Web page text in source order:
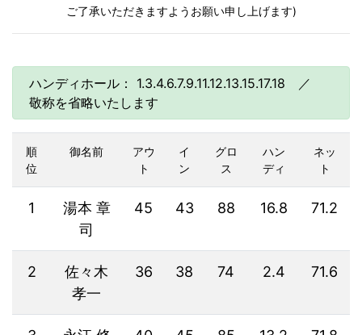
ご了承いただきますようお願い申し上げます)
ハンディホール： 1.3.4.6.7.9.11.12.13.15.17.18 ／
敬称を省略いたします
順
位
御名前
アウ
ト
イ
ン
グロ
ス
ハン
ディ
ネッ
ト
1
湯本 章
司
45 43 88 16.8 71.2
2
佐々木
孝一
36 38 74 2.4 71.6